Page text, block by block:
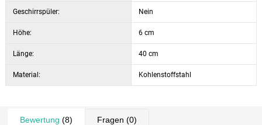
Geschirrspüler: Nein
Höhe: 6 cm
Länge: 40 cm
Material: Kohlenstoffstahl
Bewertung (8) Fragen (0)